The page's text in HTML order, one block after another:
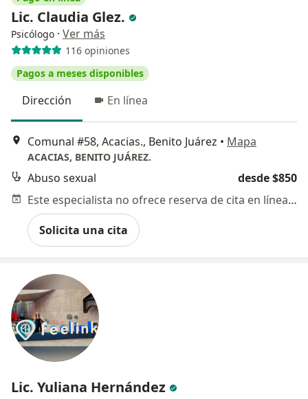
Lic. Claudia Glez.
Psicólogo · Ver más
116 opiniones
Pagos a meses disponibles
Dirección En línea
Comunal #58, Acacias., Benito Juárez • Mapa
ACACIAS, BENITO JUÁREZ.
Abuso sexual
desde $850
Este especialista no ofrece reserva de cita en línea en esta dirección.
Solicita una cita
Lic. Yuliana Hernández